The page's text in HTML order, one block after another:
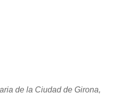
de la Ciudad de Girona,